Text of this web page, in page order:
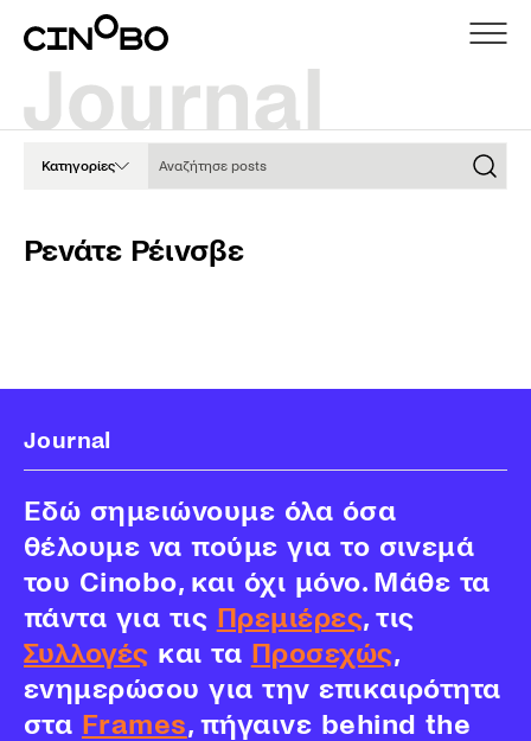
Κατηγορίες
Ρενάτε Ρέινσβε
Journal
Εδώ σημειώνουμε όλα όσα
θέλουμε να πούμε για το σινεμά
του Cinobo, και όχι μόνο. Μάθε τα
πάντα για τις Πρεμιέρες, τις
Συλλογές και τα Προσεχώς,
ενημερώσου για την επικαιρότητα
στα Frames, πήγαινε behind the